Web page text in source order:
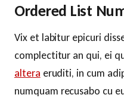
Ordered List
Vix et labitur epicuri
complectitur an qui, ei
altera eruditi, in cum
numquam recusabo cu